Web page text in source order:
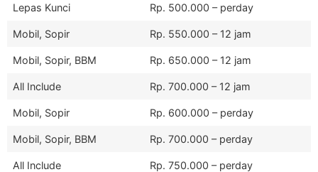
Lepas Kunci Rp. 500.000 – perday
Mobil, Sopir Rp. 550.000 – 12 jam
Mobil, Sopir, BBM Rp. 650.000 – 12 jam
All Include Rp. 700.000 – 12 jam
Mobil, Sopir Rp. 600.000 – perday
Mobil, Sopir, BBM Rp. 700.000 – perday
All Include Rp. 750.000 – perday